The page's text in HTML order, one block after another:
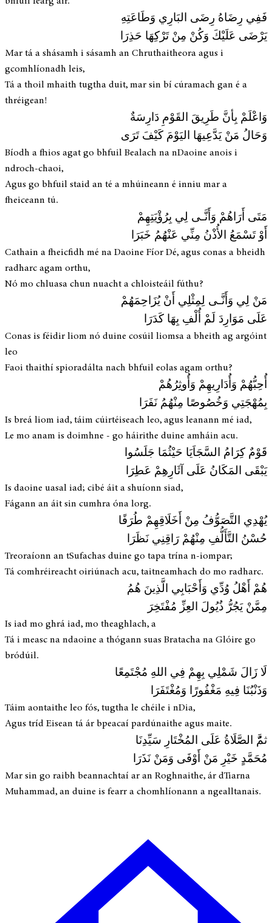
فَفِي رِضَاهُ رِضَى البَارِي وَطَاعَتِهِ
يَرْضَى عَلَيْكَ وَكُنْ مِنْ تَرْكِهَا حَذِرَا
Mar tá a shásamh i sásamh an Chruthaitheora agus i
gcomhlíonadh leis,
Tá a thoil mhaith tugtha duit, mar sin bí cúramach gan é a
thréigean!
وَاعْلَمْ بِأنَّ طَرِيقَ القَوْمِ دَارِسَةٌ
وَحَالُ مَنْ يَدَّعِيهَا اليَوْمَ كَيْفَ تَرَى
Bíodh a fhios agat go bhfuil Bealach na nDaoine anois i
ndroch-chaoi,
Agus go bhfuil staid an té a mhúineann é inniu mar a
fheiceann tú.
مَتَى أَرَاهُمْ وَأَنَّـى لِي بِرُؤْيَتِهِمْ
أَوْ تَسْمَعُ الأُذْنُ مِنِّي عَنْهُمُ خَبَرَا
Cathain a fheicfidh mé na Daoine Fíor Dé, agus conas a bheidh
radharc agam orthu,
Nó mo chluasa chun nuacht a chloisteáil fúthu?
مَنْ لِي وَأَنَّـى لِمِثْلِي أَنْ يُزَاحِمَهُمْ
عَلَى مَوَارِدَ لَمْ أُلْفِ بِهَا كَدَرَا
Conas is féidir liom nó duine cosúil liomsa a bheith ag argóint
leo
Faoi thaithí spioradálta nach bhfuil eolas agam orthu?
أُحِبُّهُمْ وَأُدَارِيهِمْ وَأُوثِرُهُمْ
بِمُهْجَتِي وَخُصُوصًا مِنْهُمُ نَفَرَا
Is breá liom iad, táim cúirtéiseach leo, agus leanann mé iad,
Le mo anam is doimhne - go háirithe duine amháin acu.
قَوْمٌ كِرَامُ السَّجَاَيَا حَيْثُمَا جَلَسُوا
يَبْقَى المَكَانُ عَلَى آثَارِهِمْ عَطِرَا
Is daoine uasal iad; cibé áit a shuíonn siad,
Fágann an áit sin cumhra óna lorg.
يُهْدِي التَّصَوُّفُ مِنْ أَخَلَاقِهِمْ طُرَفًا
حُسْنُ التَّأَلُّفِ مِنْهُمْ رَاقِنِي نَظَرَا
Treoraíonn an tSufachas duine go tapa trína n-iompar;
Tá comhréireacht oiriúnach acu, taitneamhach do mo radharc.
هُمْ أَهْلُ وُدِّي وَأَحْبَابِي الَّذِينَ هُمُ
مِمَّنْ يَجُرُّ ذُيُولَ العِزِّ مُفْتَخِرَ
Is iad mo ghrá iad, mo theaghlach, a
Tá i measc na ndaoine a thógann suas Bratacha na Glóire go
bródúil.
لَا زَالَ شَمْلِي بِهِمْ فِي اللهِ مُجْتَمِعًا
وَذَنْبُنَا فِيهِ مَغْفُورًا وَمُغْتَفَرَا
Táim aontaithe leo fós, tugtha le chéile i nDia,
Agus tríd Eisean tá ár bpeacaí pardúnaithe agus maite.
ثمَُّ الصَّلَاةُ عَلَى المُخْتَارِ سَيِّدِنَا
مُحَمَّدٍ خَيْرِ مَنْ أَوْفَى وَمَنْ نَذَرَا
Mar sin go raibh beannachtaí ar an Roghnaithe, ár dTiarna
Muhammad, an duine is fearr a chomhlíonann a ngealltanais.